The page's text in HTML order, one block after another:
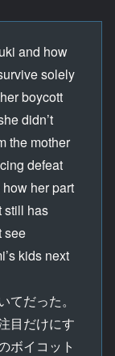
and how
solely
boycott
didn’t
the mother
defeat
her part
still has
see
kids next
だった。
目だけにす
ボイコット